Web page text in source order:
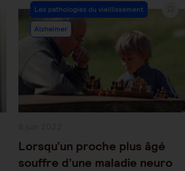
Post
Category:
Les pathologies du vieillissement
Alzheimer
Lorsqu’un proche plus âgé
souffre d’une maladie neuro